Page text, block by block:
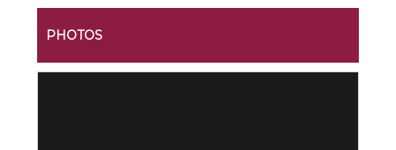
PHOTOS